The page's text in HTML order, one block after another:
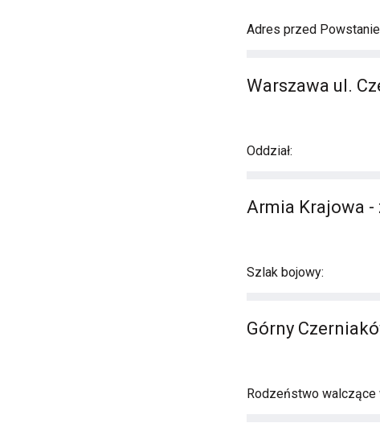
Adres przed
Warszawa ul.
Oddział:
Armia Krajowa -
Szlak bojowy:
Górny
Rodzeństwo walczące